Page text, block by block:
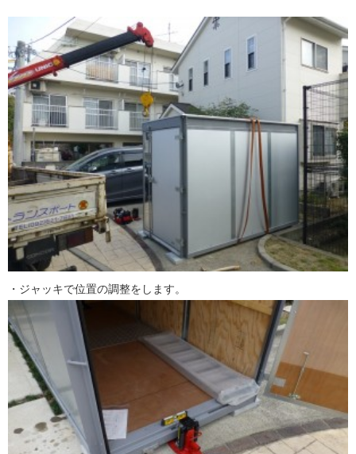
・ジャッキで位置の調整をします。